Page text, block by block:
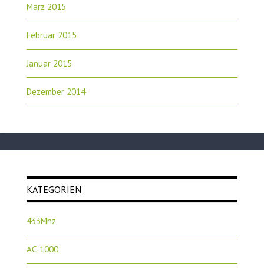
März 2015
Februar 2015
Januar 2015
Dezember 2014
KATEGORIEN
433Mhz
AC-1000